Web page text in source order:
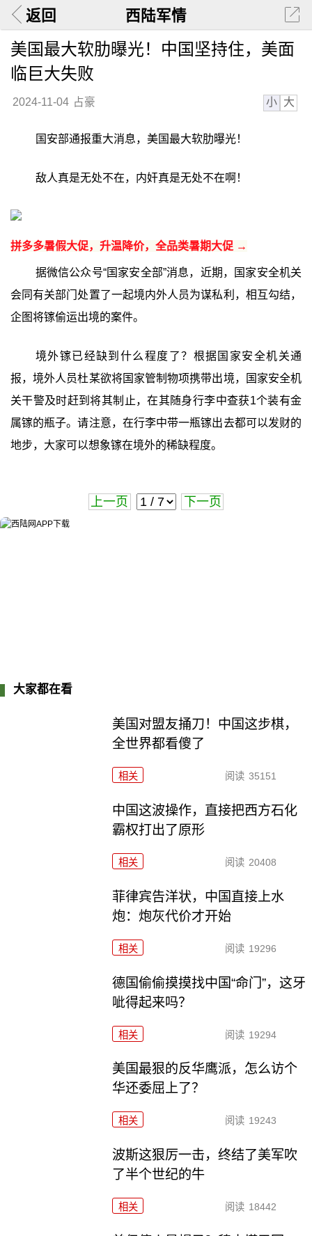
返回 西陆军情
美国最大软肋曝光！中国坚持住，美面
临巨大失败
2024-11-04 占豪 小 大
国安部通报重大消息，美国最大软肋曝光！
敌人真是无处不在，内奸真是无处不在啊！
拼多多暑假大促，升温降价，全品类暑期大促 →
据微信公众号“国家安全部”消息，近期，国家安全机关
会同有关部门处置了一起境内外人员为谋私利，相互勾结，
企图将镓偷运出境的案件。
境外镓已经缺到什么程度了？根据国家安全机关通
报，境外人员杜某欲将国家管制物项携带出境，国家安全机
关干警及时赶到将其制止，在其随身行李中查获1个装有金
属镓的瓶子。请注意，在行李中带一瓶镓出去都可以发财的
地步，大家可以想象镓在境外的稀缺程度。
上一页 下一页
大家都在看
美国对盟友捅刀！中国这步棋，
全世界都看傻了
相关 阅读 35151
中国这波操作，直接把西方石化
霸权打出了原形
相关 阅读 20408
菲律宾告洋状，中国直接上水
炮：炮灰代价才开始
相关 阅读 19296
德国偷偷摸摸找中国“命门”，这牙
呲得起来吗？
相关 阅读 19294
美国最狠的反华鹰派，怎么访个
华还委屈上了？
相关 阅读 19243
波斯这狠厉一击，终结了美军吹
了半个世纪的牛
相关 阅读 18442